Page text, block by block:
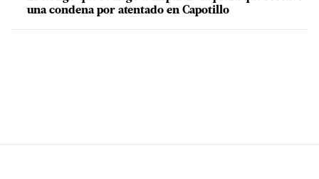
una condena por atentado en Capotillo